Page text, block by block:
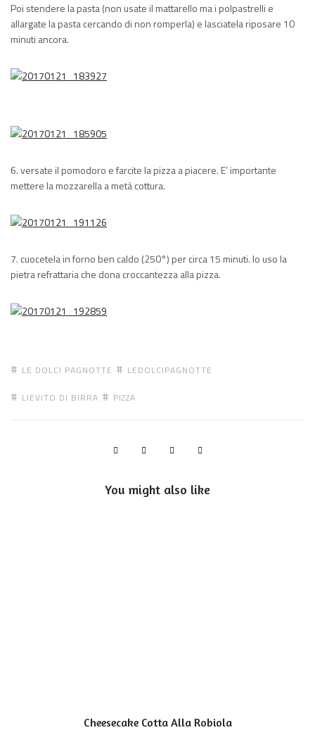
Poi stendere la pasta (non usate il mattarello ma i polpastrelli e
allargate la pasta cercando di non romperla) e lasciatela riposare 10
minuti ancora.
6. versate il pomodoro e farcite la pizza a piacere. E’ importante
mettere la mozzarella a metà cottura.
7. cuocetela in forno ben caldo (250°) per circa 15 minuti. Io uso la
pietra refrattaria che dona croccantezza alla pizza.
LE DOLCI PAGNOTTE LEDOLCIPAGNOTTE
LIEVITO DI BIRRA PIZZA
You might also like
Cheesecake Cotta Alla Robiola